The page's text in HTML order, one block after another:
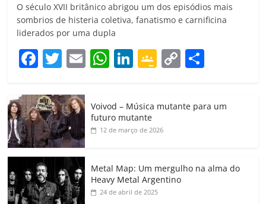
O século XVII britânico abrigou um dos episódios mais
sombrios de histeria coletiva, fanatismo e carnificina
liderados por uma dupla
F
c
e
b
o
o
k
T
itt
er
E
ai
W
at
s
A
p
Li
k
e
dI
G
gl
e
a
ss
C
y
k
p
h
Voivod – Música mutante para um
futuro mutante
12 de março de 2026
Metal Map: Um mergulho na alma do
Heavy Metal Argentino
24 de abril de 2025